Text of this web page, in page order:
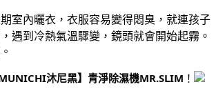
室內曬衣，衣服容易變得悶臭，就連孩子
遇到冷熱氣溫驟變，鏡頭就會開始起霧。
MUNICHI沐尼黑】青淨除濕機MR.SLIM ！